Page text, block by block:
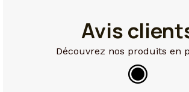
Avis
Découvrez nos produits en